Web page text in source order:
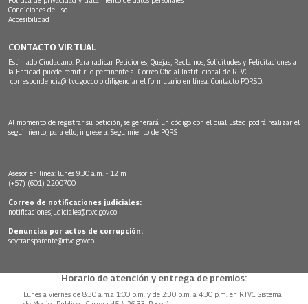
Condiciones de uso
Accesibilidad
CONTACTO VIRTUAL
Estimado Ciudadano: Para radicar Peticiones, Quejas, Reclamos, Solicitudes y Felicitaciones a
la Entidad puede remitir lo pertinente al Correo Oficial Institucional de RTVC
correspondencia@rtvc.gov.co o diligenciar el formulario en línea: Contacto PQRSD.
Al momento de registrar su petición, se generará un código con el cual usted podrá realizar el
seguimiento, para ello, ingrese a: Seguimiento de PQRS
Asesor en línea: lunes 9:30 a.m. - 12 m
(+57) (601) 2200700
Correo de notificaciones judiciales:
notificacionesjudiciales@rtvc.gov.co
Denuncias por actos de corrupción:
soytransparente@rtvc.gov.co
Horario de atención y entrega de premios:
Lunes a viernes de 8:30 a.m.a 1:00 p.m. y de 2:30 p.m. a 4:30 p.m. en RTVC Sistema